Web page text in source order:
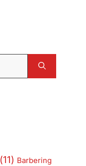
(11) Barbering